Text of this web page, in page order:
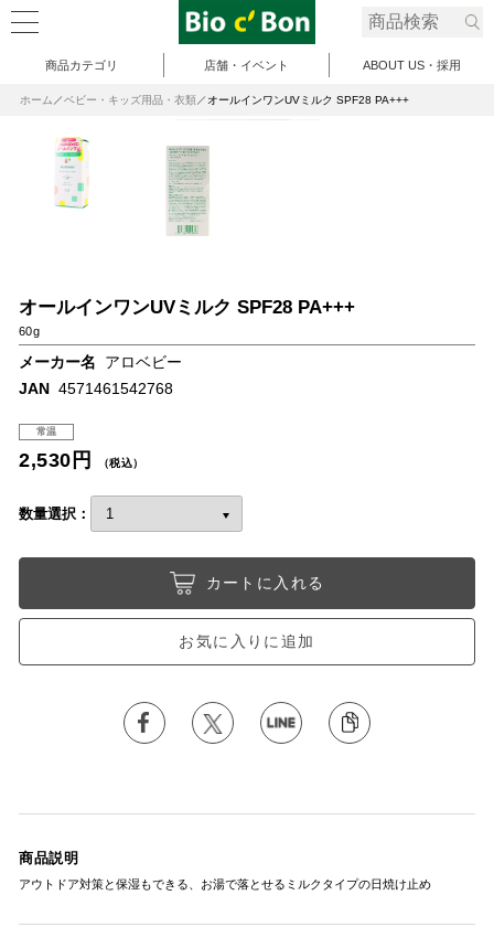
商品カテゴリ 店舗・イベント ABOUT US・採用
ホーム ベビー・キッズ用品・衣類 オールインワンUVミルク SPF28 PA+++
オールインワンUVミルク SPF28 PA+++
60g
メーカー名
アロベビー
JAN 4571461542768
常温
2,530円 （税込）
数量選択：
カートに入れる
お気に入りに追加
商品説明
アウトドア対策と保湿もできる、お湯で落とせるミルクタイプの日焼け止め